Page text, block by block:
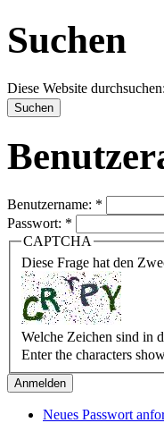
Suchen
Diese Website durchsuchen:
Benutzername: *
Passwort: *
CAPTCHA
Diese Frage hat den
Welche Zeichen sind in
Enter the characters
Neues Passwort